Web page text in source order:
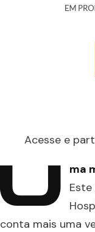
Acesse e
ma
conta mais uma